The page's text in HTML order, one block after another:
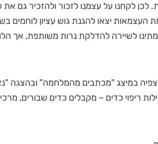
יצאו להגנת גוש עציון לוחמים
לשיירה להדלקת נרות משותפת, אך
במיצג "מכתבים מהמלחמה" ובהצגה
ריפוי כדים – מקבלים כדים שבורים,